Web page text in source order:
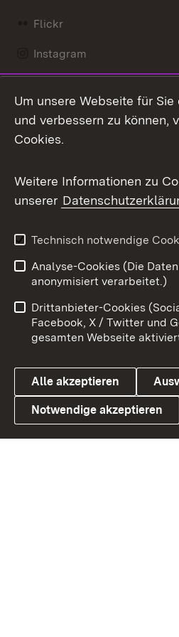
Flickr
Instagram
Mastodon
Messenger
Social Wall
X / Twitter
Youtube
Link zum Landesportal
Benutzungshinweise
Datenschutz
Um unsere Webseite für
und verbessern zu können,
Cookies.
Weitere Informationen zu
unserer
Technisch notwendige
Analyse-Cookies (Die
anonymisiert verarbeitet.)
Drittanbieter-Cookies
Facebook, X / Twitter und
gesamten Webseite
Alle akzeptieren
Notwendige akzeptieren